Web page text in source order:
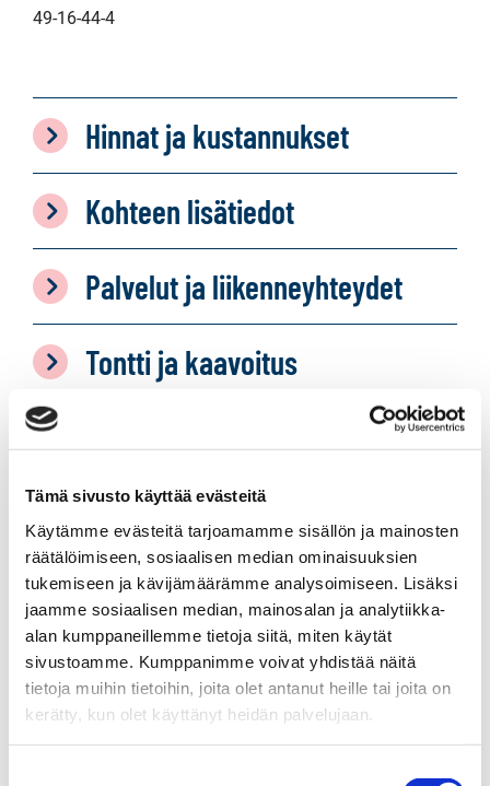
Tämä sivusto käyttää evästeitä
Käytämme evästeitä tarjoamamme sisällön ja mainosten
räätälöimiseen, sosiaalisen median ominaisuuksien
tukemiseen ja kävijämäärämme analysoimiseen. Lisäksi
jaamme sosiaalisen median, mainosalan ja analytiikka-
alan kumppaneillemme tietoja siitä, miten käytät
sivustoamme. Kumppanimme voivat yhdistää näitä
tietoja muihin tietoihin, joita olet antanut heille tai joita on
kerätty, kun olet käyttänyt heidän palvelujaan.
49-16-44-4
Hinnat ja kustannukset
Kohteen lisätiedot
Palvelut ja liikenneyhteydet
Tontti ja kaavoitus
Taloyhtiö